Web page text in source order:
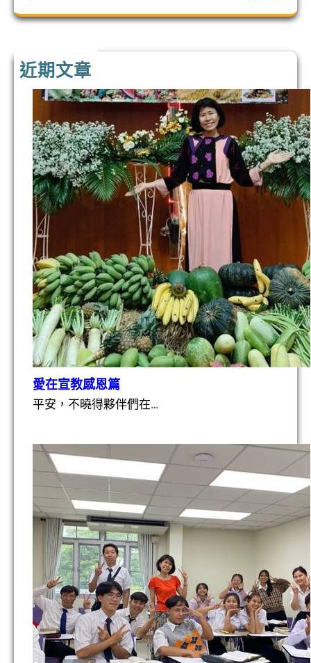
a
h
近期文章
愛在宣教感恩篇
平安，不曉得夥伴們在…